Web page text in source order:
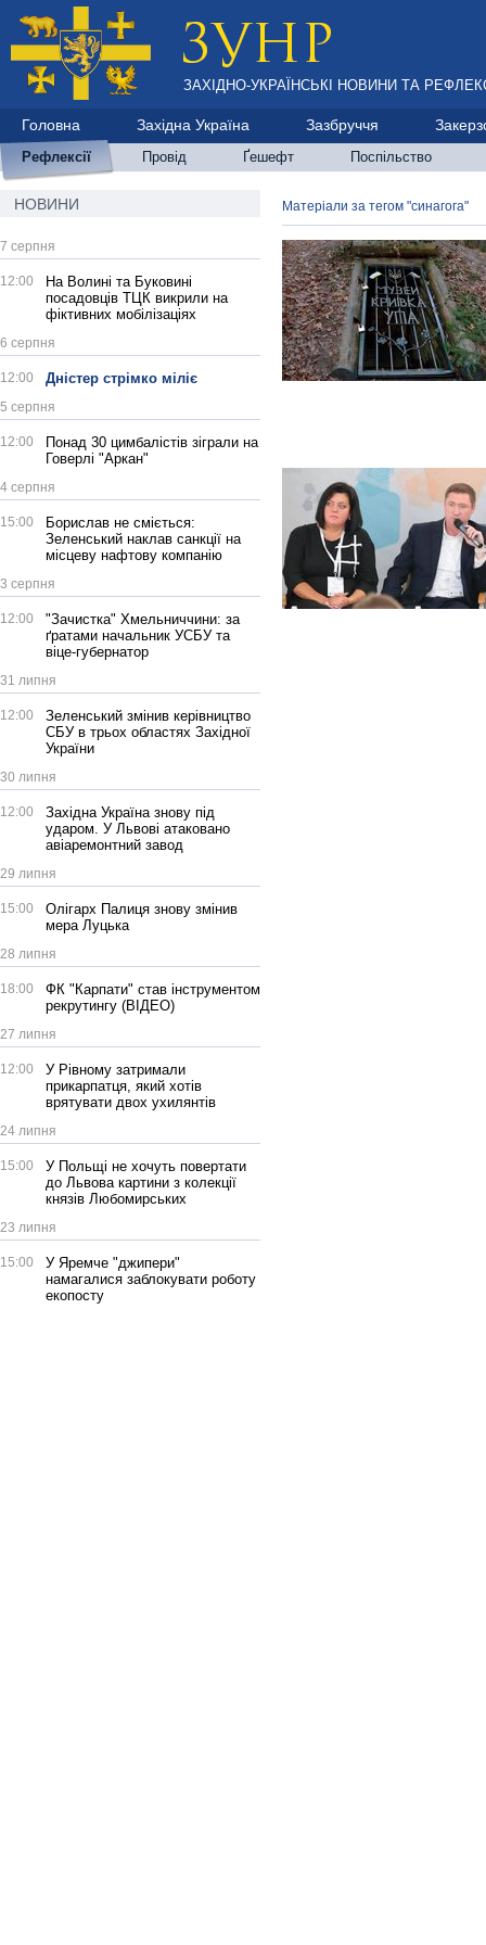
ЗАХІДНО-УКРАЇНСЬКІ НОВИНИ ТА
Головна Західна Україна Зазбруччя
Рефлексії Провід Ґешефт Поспільство
НОВИНИ
7 серпня
12:00
На Волині та Буковині
посадовців ТЦК викрили на
фіктивних мобілізаціях
6 серпня
12:00 Дністер стрімко міліє
5 серпня
12:00
Понад 30 цимбалістів зіграли на
Говерлі "Аркан"
4 серпня
15:00
Борислав не сміється:
Зеленський наклав санкції на
місцеву нафтову компанію
3 серпня
12:00
"Зачистка" Хмельниччини: за
ґратами начальник УСБУ та
віце-губернатор
31 липня
12:00
Зеленський змінив керівництво
СБУ в трьох областях Західної
України
30 липня
12:00
Західна Україна знову під
ударом. У Львові атаковано
авіаремонтний завод
29 липня
15:00
Олігарх Палиця знову змінив
мера Луцька
28 липня
18:00
ФК "Карпати" став інструментом
рекрутингу (ВІДЕО)
27 липня
12:00
У Рівному затримали
прикарпатця, який хотів
врятувати двох ухилянтів
24 липня
15:00
У Польщі не хочуть повертати
до Львова картини з колекції
князів Любомирських
23 липня
15:00
У Яремче "джипери"
намагалися заблокувати роботу
екопосту
Матеріали за тегом "синагога"